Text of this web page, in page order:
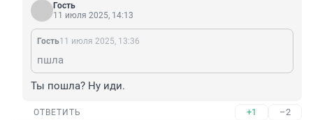
Гость
11 июля 2025, 14:13
Гость11 июля 2025, 13:36
пшла
Ты пошла? Ну иди.
ОТВЕТИТЬ +1 –2